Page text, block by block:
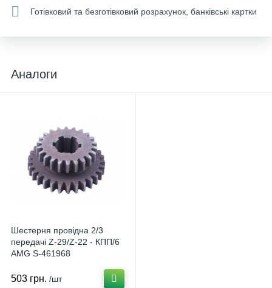
Готівковий та безготівковий розрахунок, банківські картки
Аналоги
Шестерня провідна 2/3
передачі Z-29/Z-22 - КПП/6
AMG S-461968
503 грн. /шт